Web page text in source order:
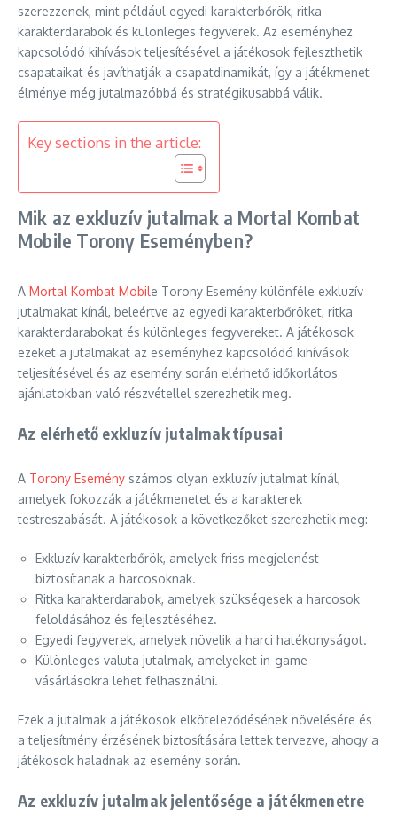
szerezzenek, mint például egyedi karakterbőrök, ritka
karakterdarabok és különleges fegyverek. Az eseményhez
kapcsolódó kihívások teljesítésével a játékosok fejleszthetik
csapataikat és javíthatják a csapatdinamikát, így a játékmenet
élménye még jutalmazóbbá és stratégikusabbá válik.
Key sections in the article:
Mik az exkluzív jutalmak a Mortal Kombat
Mobile Torony Eseményben?
A Mortal Kombat Mobile Torony Esemény különféle exkluzív
jutalmakat kínál, beleértve az egyedi karakterbőröket, ritka
karakterdarabokat és különleges fegyvereket. A játékosok
ezeket a jutalmakat az eseményhez kapcsolódó kihívások
teljesítésével és az esemény során elérhető időkorlátos
ajánlatokban való részvétellel szerezhetik meg.
Az elérhető exkluzív jutalmak típusai
A Torony Esemény számos olyan exkluzív jutalmat kínál,
amelyek fokozzák a játékmenetet és a karakterek
testreszabását. A játékosok a következőket szerezhetik meg:
Exkluzív karakterbőrök, amelyek friss megjelenést
biztosítanak a harcosoknak.
Ritka karakterdarabok, amelyek szükségesek a harcosok
feloldásához és fejlesztéséhez.
Egyedi fegyverek, amelyek növelik a harci hatékonyságot.
Különleges valuta jutalmak, amelyeket in-game
vásárlásokra lehet felhasználni.
Ezek a jutalmak a játékosok elköteleződésének növelésére és
a teljesítmény érzésének biztosítására lettek tervezve, ahogy a
játékosok haladnak az esemény során.
Az exkluzív jutalmak jelentősége a játékmenetre